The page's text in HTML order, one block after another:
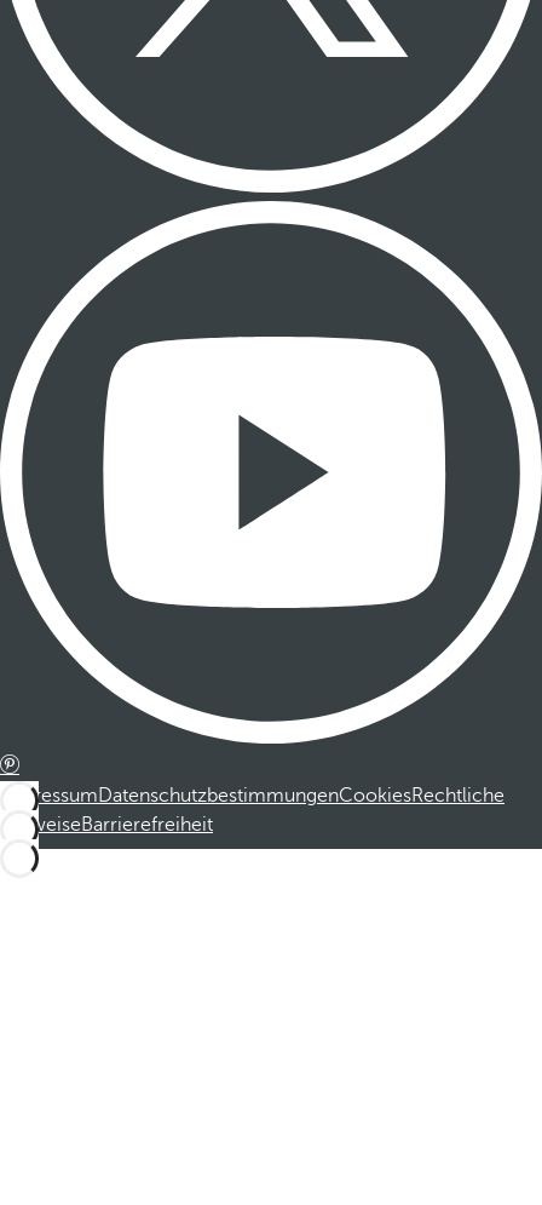
ImpressumDatenschutzbestimmungenCookiesRechtliche
HinweiseBarrierefreiheit